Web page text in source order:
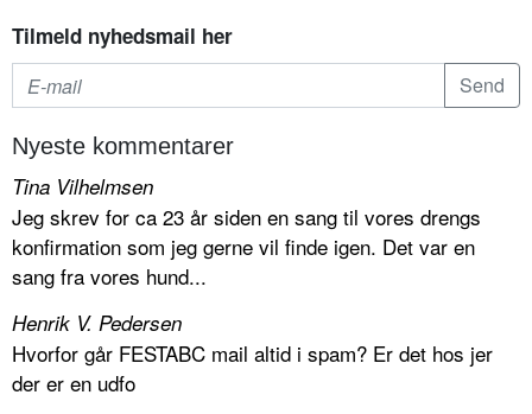
Tilmeld nyhedsmail her
Nyeste kommentarer
Tina Vilhelmsen
Jeg skrev for ca 23 år siden en sang til vores drengs
konfirmation som jeg gerne vil finde igen. Det var en
sang fra vores hund...
Henrik V. Pedersen
Hvorfor går FESTABC mail altid i spam? Er det hos jer
der er en udfo